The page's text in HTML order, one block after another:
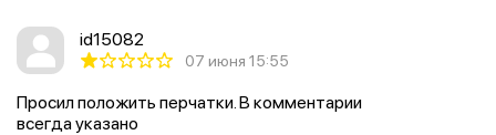
id15082
07 июня 15:55
Просил положить перчатки. В комментарии
всегда указано